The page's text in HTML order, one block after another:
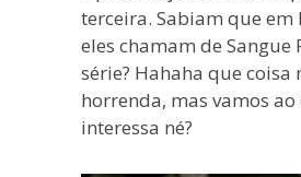
terceira. Sabiam que em
eles chamam de Sangue
série? Hahaha que coisa
horrenda, mas vamos ao
interessa né?